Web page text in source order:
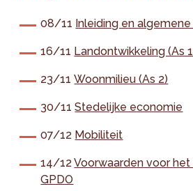
08/11 Inleiding en
16/11 Landontwikkeling (As
23/11Woonmilieu (As 2)
30/11Stedelijke economie
07/12 Mobiliteit
14/12Voorwaarden voor
GPDO